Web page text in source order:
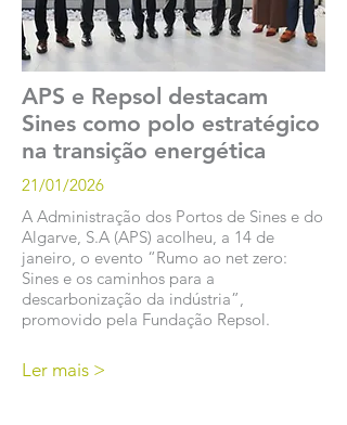
APS e Repsol destacam
Sines como polo estratégico
na transição energética
21/01/2026
A Administração dos Portos de Sines e do
Algarve, S.A (APS) acolheu, a 14 de
janeiro, o evento “Rumo ao net zero:
Sines e os caminhos para a
descarbonização da indústria”,
promovido pela Fundação Repsol.
Ler mais >